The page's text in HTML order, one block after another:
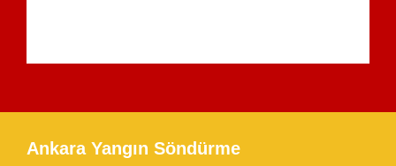
Ankara Yangın Söndürme